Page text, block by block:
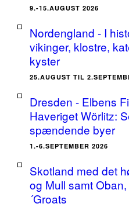
9.-15.AUGUST 2026
Nordengland - I
vikinger, klostre,
kyster
25.AUGUST TIL
Dresden - Elbens
Haveriget Wörlitz:
spændende byer
1.-6.SEPTEMBER 2026
Skotland med det
og Mull samt
´Groats